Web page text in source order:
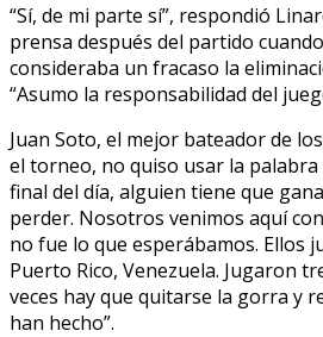
“Sí, de mi parte sí”, respondió
prensa después del partido
consideraba un fracaso la
“Asumo la responsabilidad del
Juan Soto, el mejor bateador de
el torneo, no quiso usar la palabra
final del día, alguien tiene que
perder. Nosotros venimos aquí
no fue lo que esperábamos. Ellos
Puerto Rico, Venezuela. Jugaron
veces hay que quitarse la gorra y
han hecho”.